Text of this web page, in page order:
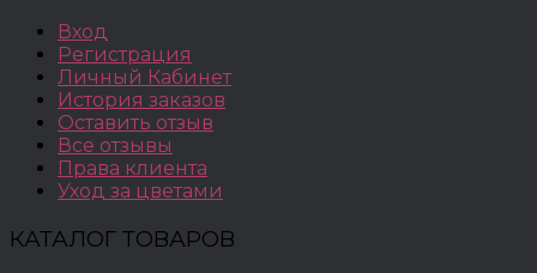
Вход
Регистрация
Личный Кабинет
История заказов
Оставить отзыв
Все отзывы
Права клиента
Уход за цветами
КАТАЛОГ ТОВАРОВ